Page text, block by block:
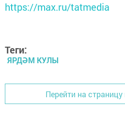
https://max.ru/tatmedia
Теги:
ЯРДӘМ КУЛЫ
Перейти на страницу